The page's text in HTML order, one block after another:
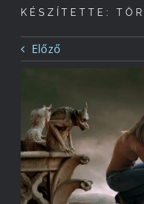
Tagjaink
Csatlakozz!
Történetünk
Kapcsolat
KÉSZÍTETTE:
Előző